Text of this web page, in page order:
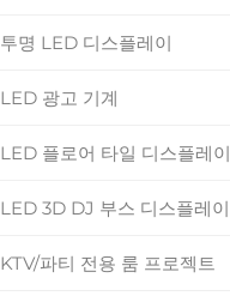
투명 LED 디스플레이
LED 광고 기계
LED 플로어 타일 디스플레이
LED 3D DJ 부스 디스플레이
KTV/파티 전용 룸 프로젝트